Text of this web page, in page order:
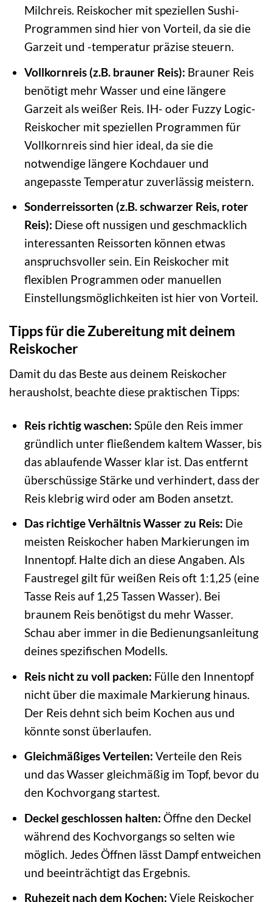
Milchreis. Reiskocher mit speziellen Sushi-
Programmen sind hier von Vorteil, da sie die
Garzeit und -temperatur präzise steuern.
Vollkornreis (z.B. brauner Reis): Brauner Reis
benötigt mehr Wasser und eine längere
Garzeit als weißer Reis. IH- oder Fuzzy Logic-
Reiskocher mit speziellen Programmen für
Vollkornreis sind hier ideal, da sie die
notwendige längere Kochdauer und
angepasste Temperatur zuverlässig meistern.
Sonderreissorten (z.B. schwarzer Reis, roter
Reis): Diese oft nussigen und geschmacklich
interessanten Reissorten können etwas
anspruchsvoller sein. Ein Reiskocher mit
flexiblen Programmen oder manuellen
Einstellungsmöglichkeiten ist hier von Vorteil.
Tipps für die Zubereitung mit deinem
Reiskocher
Damit du das Beste aus deinem Reiskocher
herausholst, beachte diese praktischen Tipps:
Reis richtig waschen: Spüle den Reis immer
gründlich unter fließendem kaltem Wasser, bis
das ablaufende Wasser klar ist. Das entfernt
überschüssige Stärke und verhindert, dass der
Reis klebrig wird oder am Boden ansetzt.
Das richtige Verhältnis Wasser zu Reis: Die
meisten Reiskocher haben Markierungen im
Innentopf. Halte dich an diese Angaben. Als
Faustregel gilt für weißen Reis oft 1:1,25 (eine
Tasse Reis auf 1,25 Tassen Wasser). Bei
braunem Reis benötigst du mehr Wasser.
Schau aber immer in die Bedienungsanleitung
deines spezifischen Modells.
Reis nicht zu voll packen: Fülle den Innentopf
nicht über die maximale Markierung hinaus.
Der Reis dehnt sich beim Kochen aus und
könnte sonst überlaufen.
Gleichmäßiges Verteilen: Verteile den Reis
und das Wasser gleichmäßig im Topf, bevor du
den Kochvorgang startest.
Deckel geschlossen halten: Öffne den Deckel
während des Kochvorgangs so selten wie
möglich. Jedes Öffnen lässt Dampf entweichen
und beeinträchtigt das Ergebnis.
Ruhezeit nach dem Kochen: Viele Reiskocher